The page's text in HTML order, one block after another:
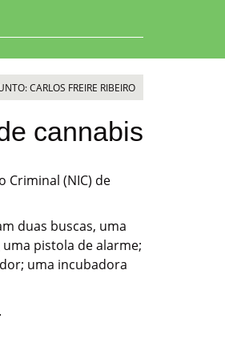
CARLOS FREIRE RIBEIRO
cannabis
Criminal (NIC) de
duas buscas, uma
pistola de alarme;
uma incubadora